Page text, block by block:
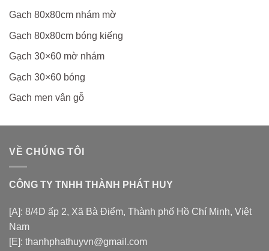
Gạch 80x80cm nhám mờ
Gạch 80x80cm bóng kiếng
Gạch 30×60 mờ nhám
Gạch 30×60 bóng
Gạch men vân gỗ
VỀ CHÚNG TÔI
CÔNG TY TNHH THÀNH PHÁT HUY
[A]: 8/4D ấp 2, Xã Bà Điểm, Thành phố Hồ Chí Minh, Việt
Nam
[E]: thanhphathuyvn@gmail.com